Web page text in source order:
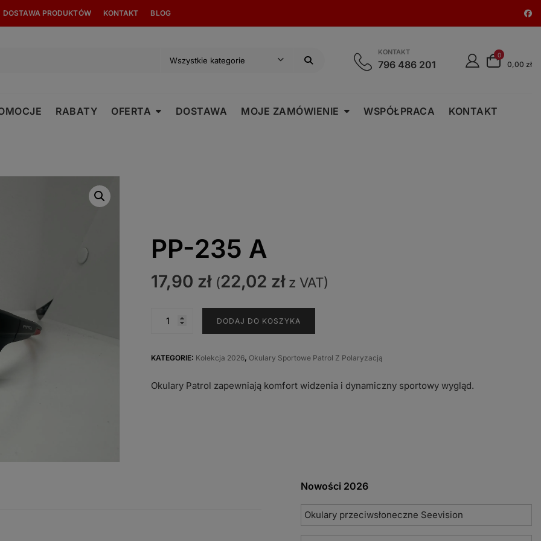
DOSTAWA PRODUKTÓW KONTAKT BLOG
KONTAKT
796 486 201
0
0,00 zł
RABATY OFERTA DOSTAWA MOJE ZAMÓWIENIE WSPÓŁPRACA KONTAKT
PP-235 A
17,90 zł (22,02 złz VAT)
A
DODAJ DO KOSZYKA
KATEGORIE: Kolekcja 2026, Okulary Sportowe Patrol Z Polaryzacją
Okulary Patrol zapewniają komfort widzenia i dynamiczny sportowy wygląd.
Nowości 2026
Okulary przeciwsłoneczne Seevision